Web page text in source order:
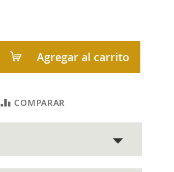
Agregar al carrito
COMPARAR